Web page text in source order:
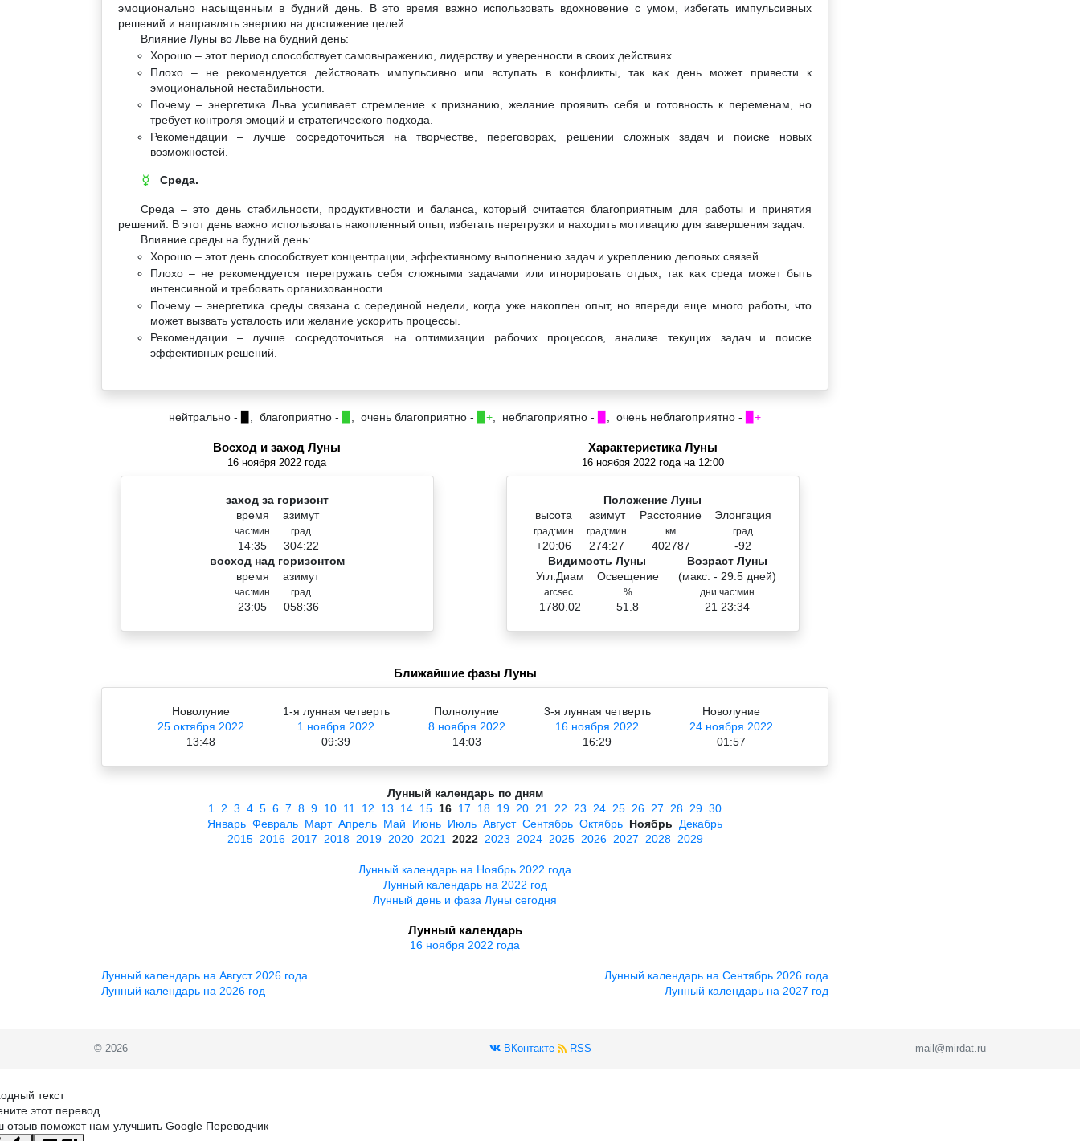
эмоционально насыщенным в будний день. В это время важно использовать вдохновение с умом, избегать импульсивных
решений и направлять энергию на достижение целей.
Влияние Луны во Льве на будний день:
Хорошо – этот период способствует самовыражению, лидерству и уверенности в своих действиях.
Плохо – не рекомендуется действовать импульсивно или вступать в конфликты, так как день может привести к
эмоциональной нестабильности.
Почему – энергетика Льва усиливает стремление к признанию, желание проявить себя и готовность к переменам, но
требует контроля эмоций и стратегического подхода.
Рекомендации – лучше сосредоточиться на творчестве, переговорах, решении сложных задач и поиске новых
возможностей.
☿ Среда.
Среда – это день стабильности, продуктивности и баланса, который считается благоприятным для работы и принятия
решений. В этот день важно использовать накопленный опыт, избегать перегрузки и находить мотивацию для завершения задач.
Влияние среды на будний день:
Хорошо – этот день способствует концентрации, эффективному выполнению задач и укреплению деловых связей.
Плохо – не рекомендуется перегружать себя сложными задачами или игнорировать отдых, так как среда может быть
интенсивной и требовать организованности.
Почему – энергетика среды связана с серединой недели, когда уже накоплен опыт, но впереди еще много работы, что
может вызвать усталость или желание ускорить процессы.
Рекомендации – лучше сосредоточиться на оптимизации рабочих процессов, анализе текущих задач и поиске
эффективных решений.
нейтрально - , благоприятно - , очень благоприятно - ▉+ , неблагоприятно - , очень неблагоприятно - ▉+
Восход и заход Луны
16 ноября 2022 года
заход за горизонт
время
час:мин
14:35
азимут
град
304:22
восход над горизонтом
время
час:мин
23:05
азимут
град
058:36
Характеристика Луны
16 ноября 2022 года на 12:00
Положение Луны
высота
град:мин
+20:06
азимут
град:мин
274:27
Расстояние
км
402787
Элонгация
град
-92
Видимость Луны
Угл.Диам
arcsec.
1780.02
Освещение
%
51.8
Возраст Луны
(макс. - 29.5 дней)
дни час:мин
21 23:34
Ближайшие фазы Луны
Новолуние
25 октября 2022
13:48
1-я лунная четверть
1 ноября 2022
09:39
Полнолуние
8 ноября 2022
14:03
3-я лунная четверть
16 ноября 2022
16:29
Новолуние
24 ноября 2022
01:57
Лунный календарь по дням
1
2 3 4 5 6 7 8 9 10 11 12 13 14 15 16 17 18 19 20 21 22 23 24 25 26 27 28 29 30
Январь Февраль Март Апрель Май Июнь Июль Август Сентябрь Октябрь Ноябрь
Декабрь
2015 2016 2017 2018 2019 2020 2021 2022 2023 2024 2025 2026 2027 2028 2029
Лунный календарь на Ноябрь 2022 года
Лунный календарь на 2022 год
Лунный день и фаза Луны сегодня
Лунный календарь
16 ноября 2022 года
Лунный календарь на Август 2026 года
Лунный календарь на 2026 год
Лунный календарь на Сентябрь 2026 года
Лунный календарь на 2027 год
© 2026 ВКонтакте RSS mail@mirdat.ru
текст
этот перевод
отзыв поможет нам улучшить Google Переводчик